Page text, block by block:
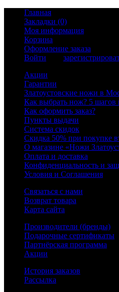
Главная
Закладки (0)
Моя информация
Корзина
Оформление заказа
Войти
Акции
Гарантии
Златоустовские ножи в
Как выбрать нож? 5 шагов
Как оформить заказ?
Пункты выдачи
Система скидок
Скидка 50% при покупке
О магазине «Ножи
Оплата и доставка
Конфиденциальность и
Условия и Соглашения
Связаться с нами
Возврат товара
Карта сайта
Производители (бренды)
Подарочные сертификаты
Партнёрская программа
Акции
История заказов
Рассылка